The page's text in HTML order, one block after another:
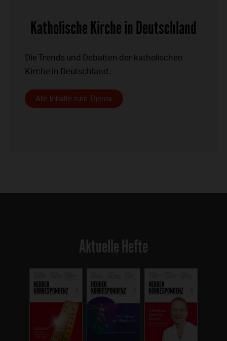
Katholische Kirche in Deutschland
Die Trends und Debatten der katholischen
Kirche in Deutschland.
Alle Inhalte zum Thema
Aktuelle Hefte